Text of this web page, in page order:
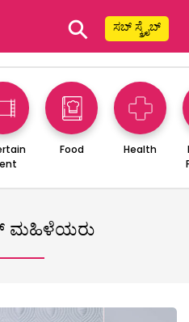
⚲ ಸಬ್ ಸ್ಕ್ರೈಬ್
Food Health
ಮಹಿಳೆಯರು